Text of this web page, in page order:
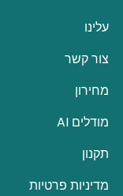
עלינו
צור קשר
מחירון
מודלים AI
תקנון
מדיניות פרטיות